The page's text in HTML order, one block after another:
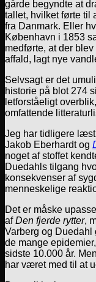
gårde begyndte at
tallet, hvilket førte til
fra Danmark. Eller
København i 1853
medførte, at der
affald, lagt nye
Selvsagt er det
historie på blot 274
letforståeligt
omfattende
Jeg har tidligere læst
Jakob Eberhardt og
noget af stoffet
Duedahls tilgang
konsekvenser af
menneskelige
Det er måske
afDen fjerde rytter,
Varberg og Duedahl
de mange
sidste 10.000 år.
har været med til at